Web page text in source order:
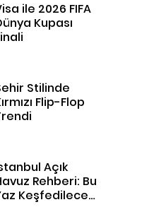
ile 2026 FIFA
Kupası
Stilinde
Flip-Flop
Açık
Rehberi: Bu
Keşfedilecek